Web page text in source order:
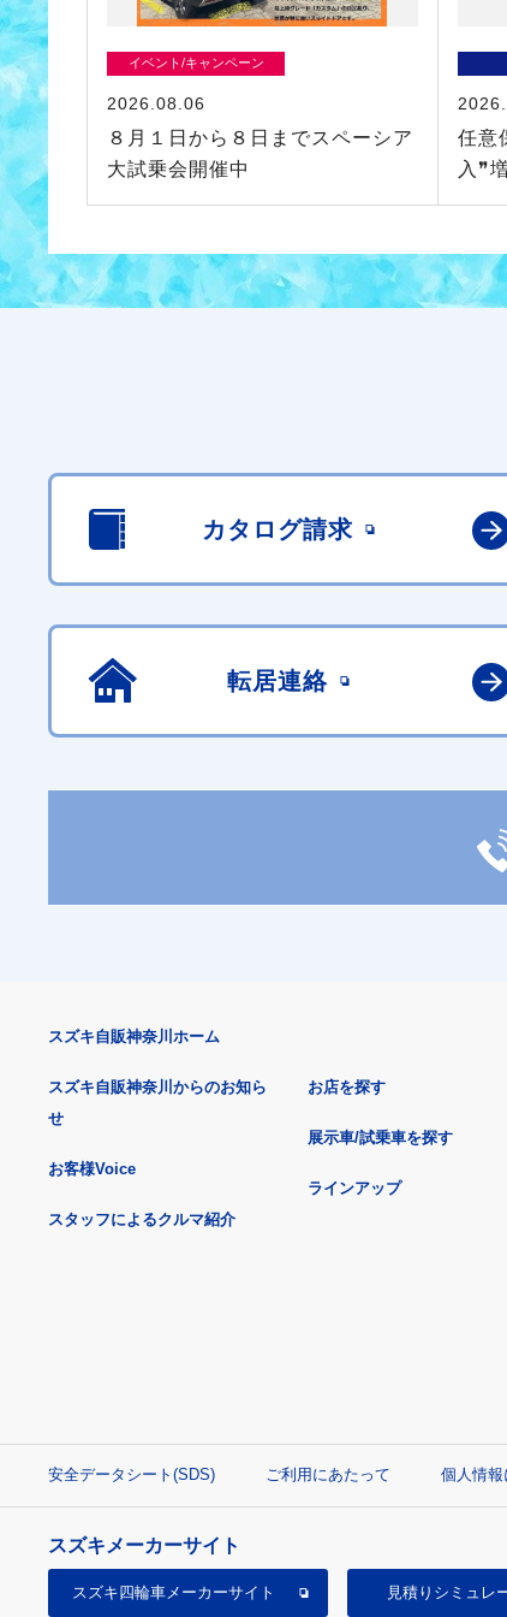
イベント/キャンペーン
2026.08.06
８月１日から８日までスペーシア
大試乗会開催中
任意
入❞
カタログ請求
転居連絡
スズキ自販神奈川ホーム
スズキ自販神奈川からのお知ら
せ
お客様Voice
スタッフによるクルマ紹介
お店を探す
展示車/試乗車を探す
ラインアップ
安全データシート(SDS) ご利用にあたって 個人情報
スズキメーカーサイト
スズキ四輪車メーカーサイト 見積り シミュレ